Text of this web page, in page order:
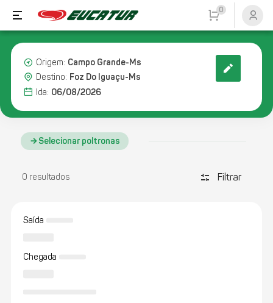
0
Origem: Campo Grande-Ms
Destino: Foz Do Iguaçu-Ms
Ida: 06/08/2026
Selecionar poltronas
0 resultados discover_tune Filtrar
Saída
Chegada